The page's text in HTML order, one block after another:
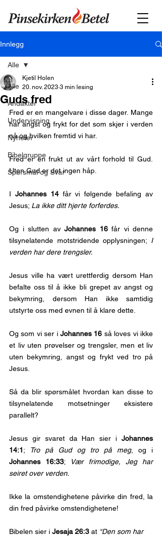
Innlegg
Alle
Andakter
Undervisning
Nyheter
Bibelgruppe
Spørsmål og Svar
Alle
Guds fred
Kjetil Holen
20. nov. 2023 3 min lesing
Fred er en mangelvare i disse dager. Mange
har angst og frykt for det som skjer i verden
nå og hvilken fremtid vi har.
Fred er en frukt ut av vårt forhold til Gud.
Uten Gud er det ingen håp.
I Johannes 14 får vi følgende befaling av
Jesus; La ikke ditt hjerte forferdes.
Og i slutten av Johannes 16 får vi denne
tilsynelatende motstridende opplysningen; I
verden har dere trengsler.
Jesus ville ha vært urettferdig dersom Han
befalte oss til å ikke bli grepet av angst og
bekymring, dersom Han ikke samtidig
utstyrte oss med evnen til å klare dette.
Og som vi ser i Johannes 16 så loves vi ikke
et liv uten prøvelser og trengsler, men et liv
uten bekymring, angst og frykt ved tro på
Jesus.
Så da blir spørsmålet hvordan kan disse to
tilsynelatende motsetninger eksistere
parallelt?
Jesus gir svaret da Han sier i Johannes
14:1; Tro på Gud og tro på meg
Johannes 16:33;
Vær frimodige, Jeg har
seiret over verden.
Ikke la omstendighetene påvirke din fred, la
din fred påvirke omstendighetene!
Bibelen sier i Jesaja 26:3 at “Den som har